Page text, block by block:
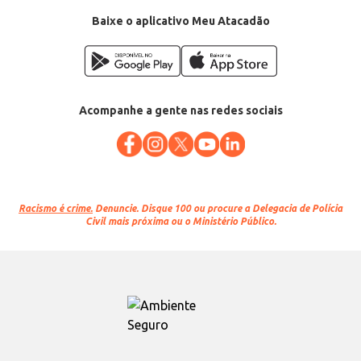
Baixe o aplicativo Meu Atacadão
Acompanhe a gente nas redes sociais
Racismo é crime. Denuncie. Disque 100 ou procure a Delegacia de Polícia
Civil mais próxima ou o Ministério Público.